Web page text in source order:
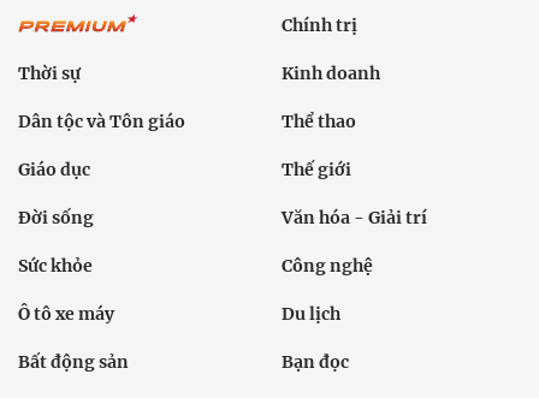
Chính trị
Thời sự Kinh doanh
Dân tộc và Tôn giáo Thể thao
Giáo dục Thế giới
Đời sống Văn hóa - Giải trí
Sức khỏe Công nghệ
Ô tô xe máy Du lịch
Bất động sản Bạn đọc